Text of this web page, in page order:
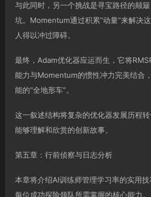
与此同时，另一个挑战是寻宝路径的颠
坑。Momentum通过积累“动量”来解决
人得以冲过障碍。
最终，Adam优化器应运而生，它将
能力与Momentum的惯性冲力完美结合
能的“全地形车”。
这一叙述结构将复杂的优化器发展历程
能够理解和欣赏的创新故事。
第五章：行前侦察与日志分析
本章将介绍AI训练师管理学习率的实用
每位成功探险领队所需掌握的核心能力。